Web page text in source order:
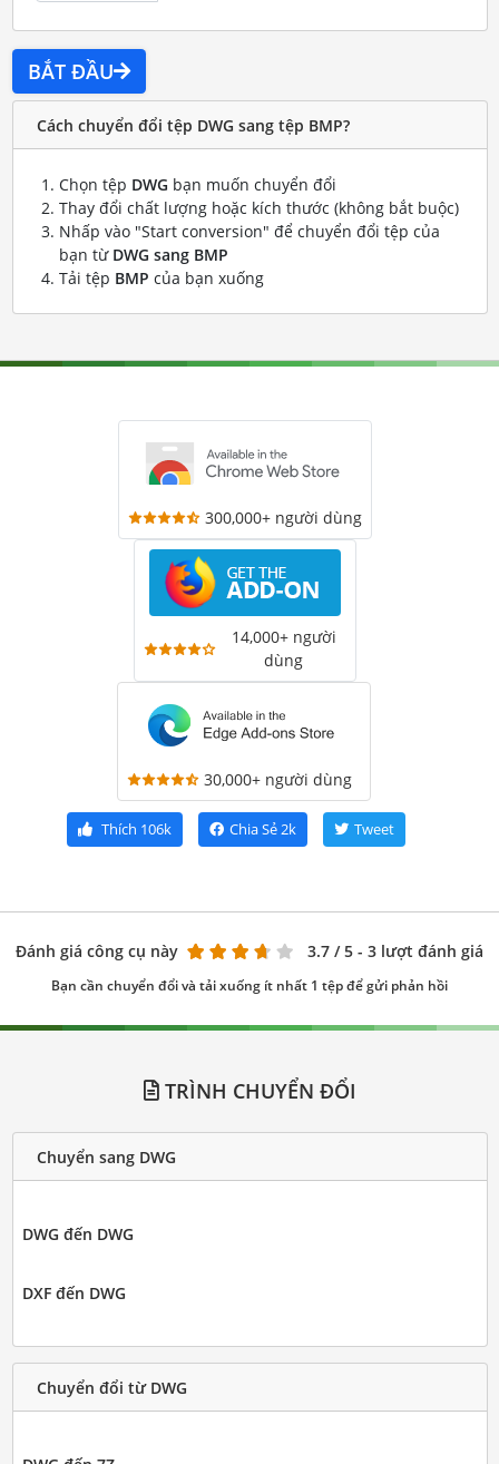
BẮT ĐẦU
Cách chuyển đổi tệp DWG sang tệp BMP?
Chọn tệp DWG bạn muốn chuyển đổi
Thay đổi chất lượng hoặc kích thước (không bắt buộc)
Nhấp vào "Start conversion" để chuyển đổi tệp của
bạn từ DWG sang BMP
Tải tệp BMP của bạn xuống
300,000+ người dùng
14,000+ người
dùng
30,000+ người dùng
Thích 106k Chia Sẻ2k Tweet
Đánh giá công cụ này 3.7 / 5 - 3 lượt đánh giá
Bạn cần chuyển đổi và tải xuống ít nhất 1 tệp để gửi phản hồi
TRÌNH CHUYỂN ĐỔI
Chuyển sang DWG
DWG đến DWG
DXF đến DWG
Chuyển đổi từ DWG